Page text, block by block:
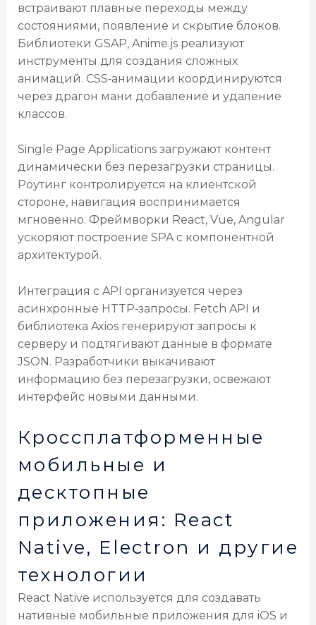
встраивают плавные переходы между
состояниями, появление и скрытие блоков.
Библиотеки GSAP, Anime.js реализуют
инструменты для создания сложных
анимаций. CSS‑анимации координируются
через драгон мани добавление и удаление
классов.
Single Page Applications загружают контент
динамически без перезагрузки страницы.
Роутинг контролируется на клиентской
стороне, навигация воспринимается
мгновенно. Фреймворки React, Vue, Angular
ускоряют построение SPA с компонентной
архитектурой.
Интеграция с API организуется через
асинхронные HTTP‑запросы. Fetch API и
библиотека Axios генерируют запросы к
серверу и подтягивают данные в формате
JSON. Разработчики выкачивают
информацию без перезагрузки, освежают
интерфейс новыми данными.
Кроссплатформенные
мобильные и
десктопные
приложения: React
Native, Electron и другие
технологии
React Native используется для создавать
нативные мобильные приложения для iOS и